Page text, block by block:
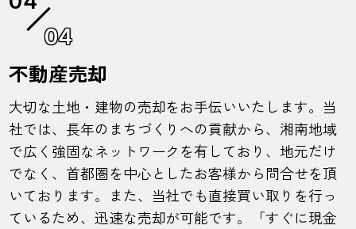
04
不動産売却
大切な土地・建物の売却をお手伝いいたします。当
社では、長年のまちづくりへの貢献から、湘南地域
で広く強固なネットワークを有しており、地元だけ
でなく、首都圏を中心としたお客様から問合せを頂
いております。また、当社でも直接買い取りを行っ
ているため、迅速な売却が可能です。「すぐに現金